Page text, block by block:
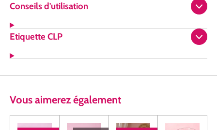
Conseils d'utilisation
Etiquette CLP
Vousaimerezégalement